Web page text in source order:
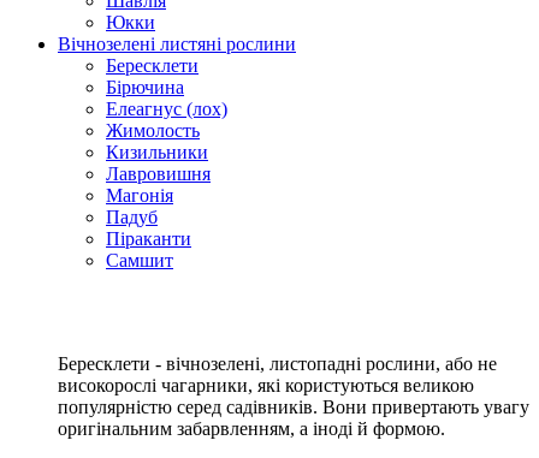
Юкки
Вічнозелені листяні рослини
Бересклети
Бірючина
Елеагнус (лох)
Жимолость
Кизильники
Лавровишня
Магонія
Падуб
Піраканти
Самшит
Бересклети - вічнозелені, листопадні рослини, або не
високорослі чагарники, які користуються великою
популярністю серед садівників. Вони привертають увагу
оригінальним забарвленням, а іноді й формою.